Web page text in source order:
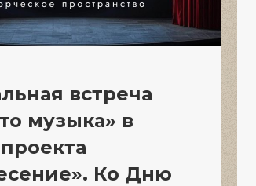
встреча
музыка» в
Ко Дню